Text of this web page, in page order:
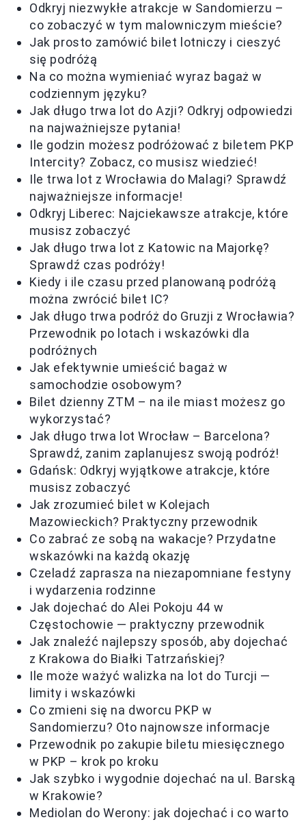
Odkryj niezwykłe atrakcje w Sandomierzu –
co zobaczyć w tym malowniczym mieście?
Jak prosto zamówić bilet lotniczy i cieszyć
się podróżą
Na co można wymieniać wyraz bagaż w
codziennym języku?
Jak długo trwa lot do Azji? Odkryj odpowiedzi
na najważniejsze pytania!
Ile godzin możesz podróżować z biletem PKP
Intercity? Zobacz, co musisz wiedzieć!
Ile trwa lot z Wrocławia do Malagi? Sprawdź
najważniejsze informacje!
Odkryj Liberec: Najciekawsze atrakcje, które
musisz zobaczyć
Jak długo trwa lot z Katowic na Majorkę?
Sprawdź czas podróży!
Kiedy i ile czasu przed planowaną podróżą
można zwrócić bilet IC?
Jak długo trwa podróż do Gruzji z Wrocławia?
Przewodnik po lotach i wskazówki dla
podróżnych
Jak efektywnie umieścić bagaż w
samochodzie osobowym?
Bilet dzienny ZTM – na ile miast możesz go
wykorzystać?
Jak długo trwa lot Wrocław – Barcelona?
Sprawdź, zanim zaplanujesz swoją podróż!
Gdańsk: Odkryj wyjątkowe atrakcje, które
musisz zobaczyć
Jak zrozumieć bilet w Kolejach
Mazowieckich? Praktyczny przewodnik
Co zabrać ze sobą na wakacje? Przydatne
wskazówki na każdą okazję
Czeladź zaprasza na niezapomniane festyny
i wydarzenia rodzinne
Jak dojechać do Alei Pokoju 44 w
Częstochowie — praktyczny przewodnik
Jak znaleźć najlepszy sposób, aby dojechać
z Krakowa do Białki Tatrzańskiej?
Ile może ważyć walizka na lot do Turcji —
limity i wskazówki
Co zmieni się na dworcu PKP w
Sandomierzu? Oto najnowsze informacje
Przewodnik po zakupie biletu miesięcznego
w PKP – krok po kroku
Jak szybko i wygodnie dojechać na ul. Barską
w Krakowie?
Mediolan do Werony: jak dojechać i co warto